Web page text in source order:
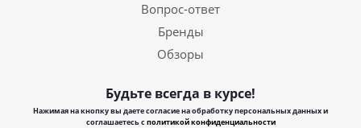
Вопрос-ответ
Бренды
Обзоры
Будьте всегда в курсе!
Нажимая на кнопку вы даете согласие на обработку персональных данных и
соглашаетесь сполитикой конфиденциальности